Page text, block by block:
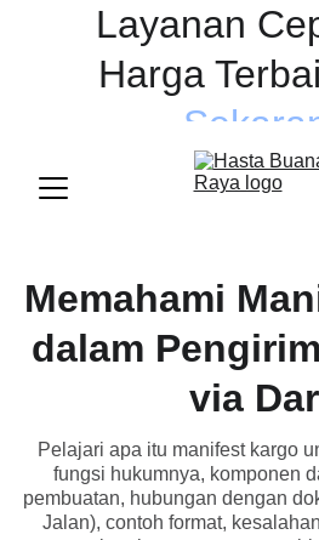
Layanan
Harga
Memahami
dalam
via
Pelajari apa itu manifest kargo
fungsi hukumnya, komponen
pembuatan, hubungan dengan
Jalan), contoh format,